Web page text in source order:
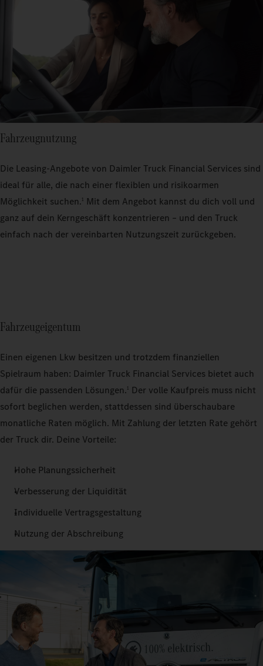
Fahrzeugnutzung
Die Leasing-Angebote von Daimler Truck Financial Services sind
ideal für alle, die nach einer flexiblen und risikoarmen
Möglichkeit suchen.1 Mit dem Angebot kannst du dich voll und
ganz auf dein Kerngeschäft konzentrieren – und den Truck
einfach nach der vereinbarten Nutzungszeit zurückgeben.
Fahrzeugeigentum
Einen eigenen Lkw besitzen und trotzdem finanziellen
Spielraum haben: Daimler Truck Financial Services bietet auch
dafür die passenden Lösungen.1 Der volle Kaufpreis muss nicht
sofort beglichen werden, stattdessen sind überschaubare
monatliche Raten möglich. Mit Zahlung der letzten Rate gehört
der Truck dir. Deine Vorteile:
Hohe Planungssicherheit
Verbesserung der Liquidität
Individuelle Vertragsgestaltung
Nutzung der Abschreibung